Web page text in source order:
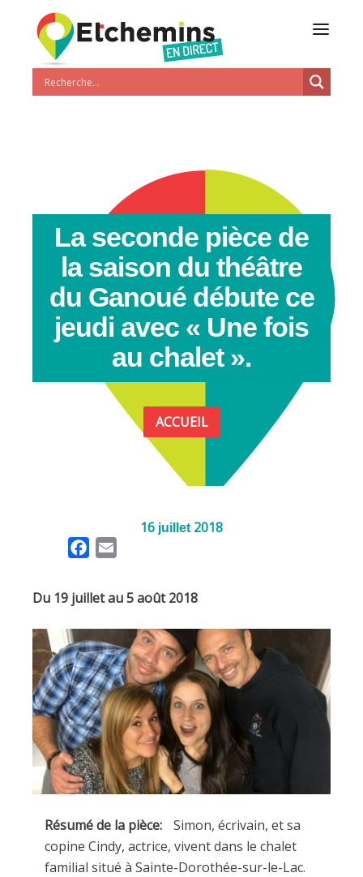
La seconde pièce de
la saison du théâtre
du Ganoué débute ce
jeudi avec « Une fois
au chalet ».
ACCUEIL
16 juillet 2018
e
b
o
o
k
i
l
Du 19 juillet au 5 août 2018
Résumé de la pièce: Simon, écrivain, et sa
copine Cindy, actrice, vivent dans le chalet
familial situé à Sainte-Dorothée-sur-le-Lac.